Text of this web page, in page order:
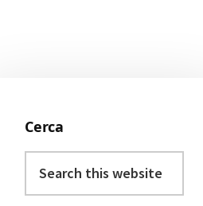
Primary
Sidebar
Cerca
this